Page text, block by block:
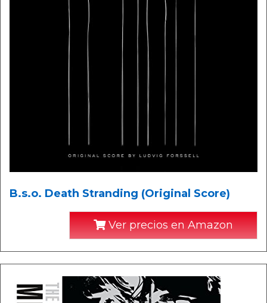
B.s.o. Death Stranding (Original Score)
Ver precios en Amazon